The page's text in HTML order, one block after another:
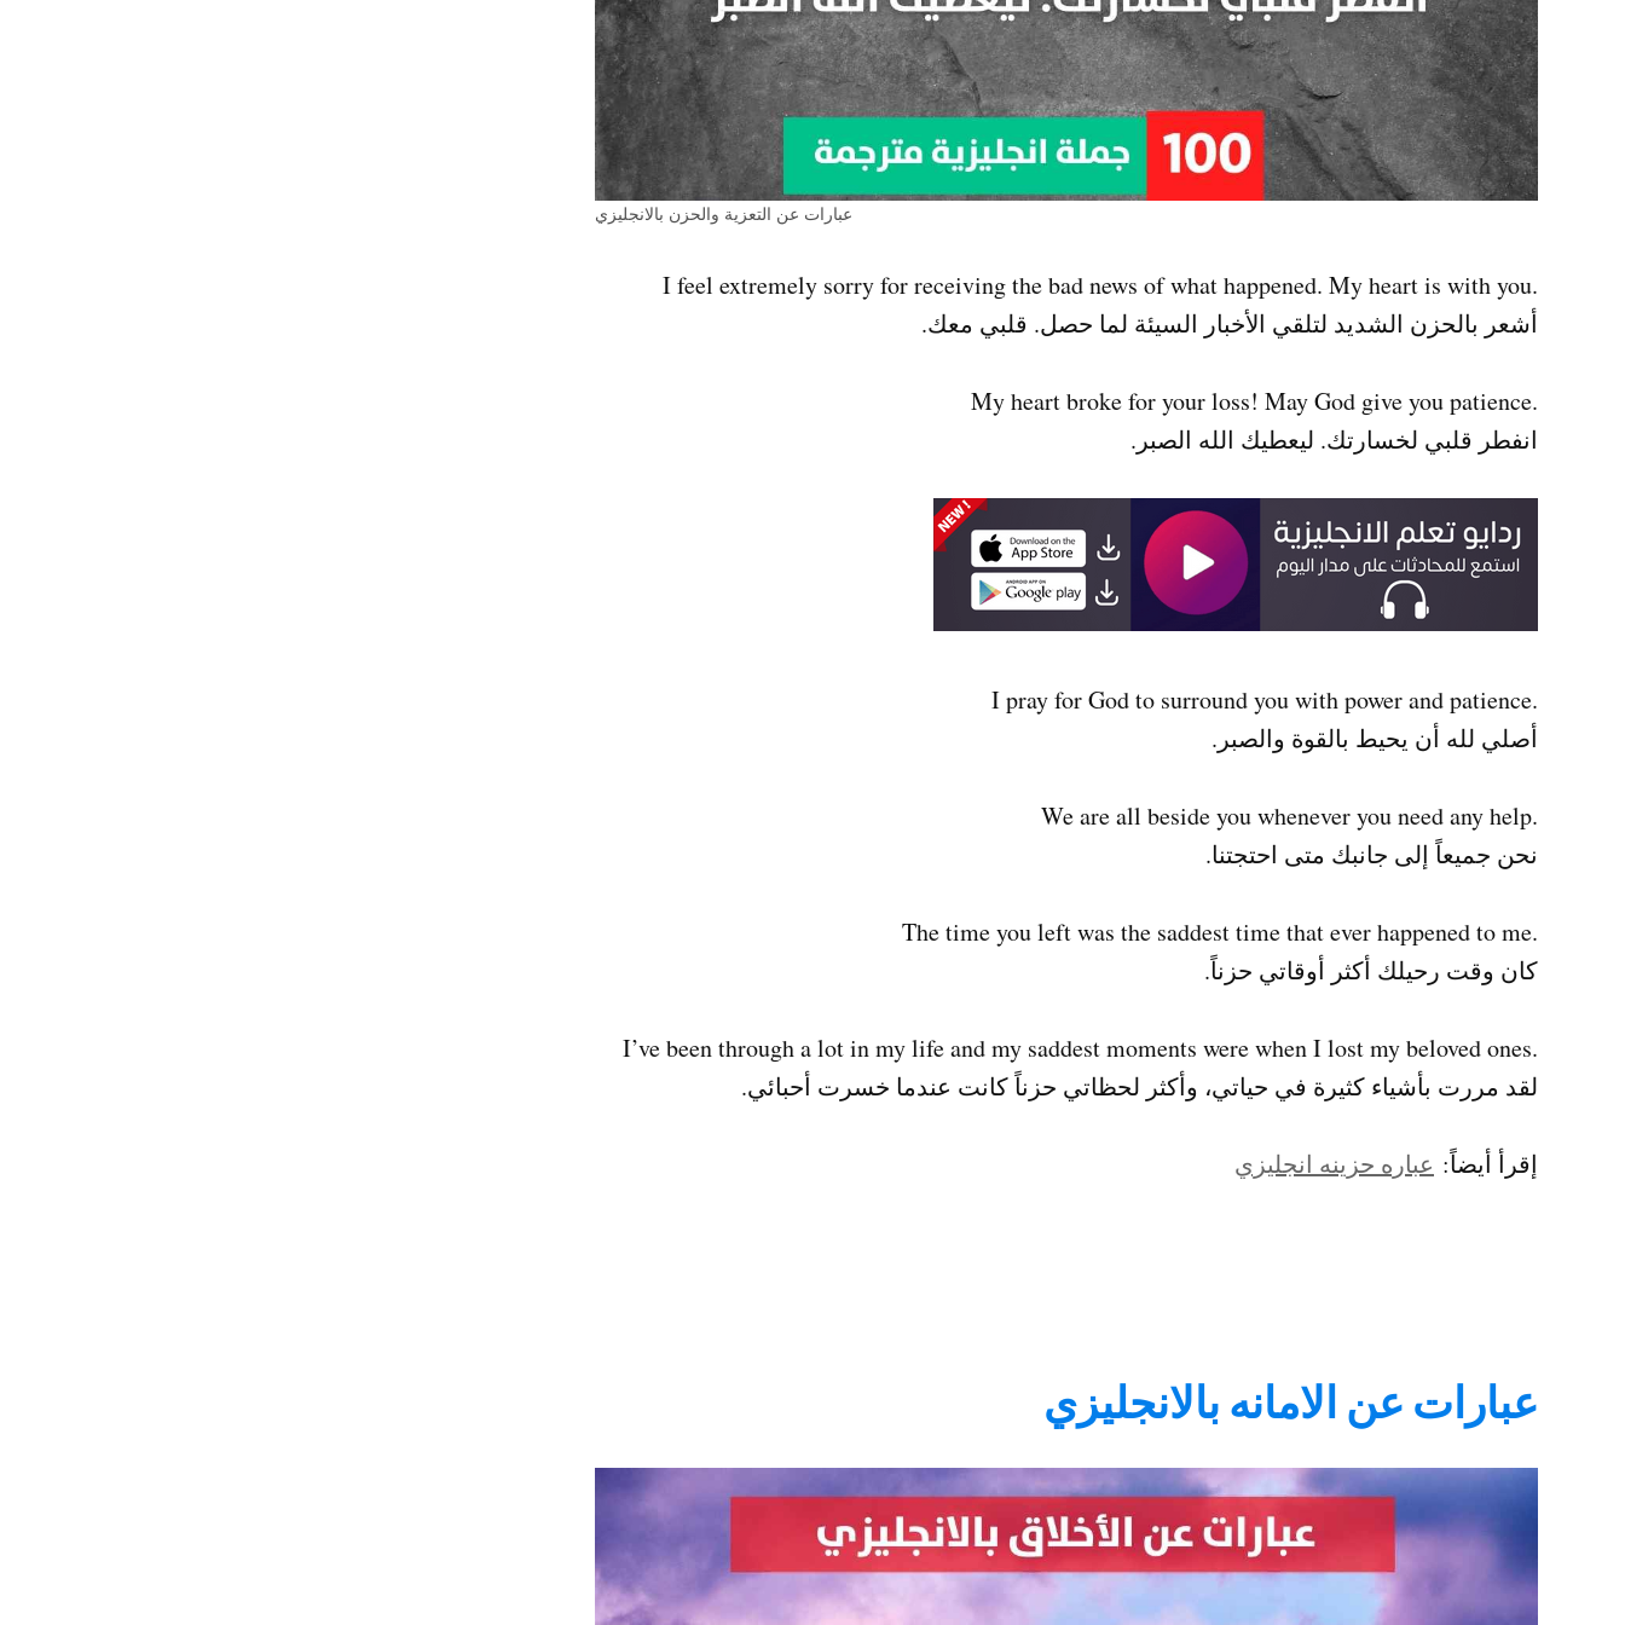
عبارات عن التعزية والحزن بالانجليزي
.I feel extremely sorry for receiving the bad news of what happened. My heart is with you
أشعر بالحزن الشديد لتلقي الأخبار السيئة لما حصل. قلبي معك.
.My heart broke for your loss! May God give you patience
انفطر قلبي لخسارتك. ليعطيك الله الصبر.
.I pray for God to surround you with power and patience
أصلي لله أن يحيط بالقوة والصبر.
.We are all beside you whenever you need any help
نحن جميعاً إلى جانبك متى احتجتنا.
.The time you left was the saddest time that ever happened to me
كان وقت رحيلك أكثر أوقاتي حزناً.
.I’ve been through a lot in my life and my saddest moments were when I lost my beloved ones
لقد مررت بأشياء كثيرة في حياتي، وأكثر لحظاتي حزناً كانت عندما خسرت أحبائي.
إقرأ أيضاً: عباره حزينه انجليزي
عبارات عن الامانه بالانجليزي